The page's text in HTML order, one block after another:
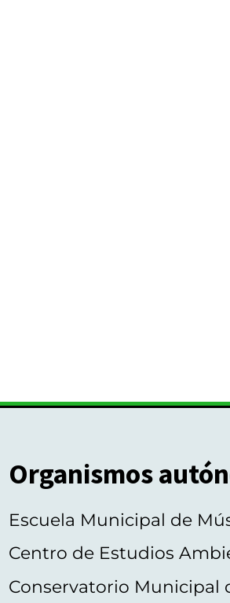
Organismos
Escuela Municipal de
Centro de Estudios
Conservatorio Municipal